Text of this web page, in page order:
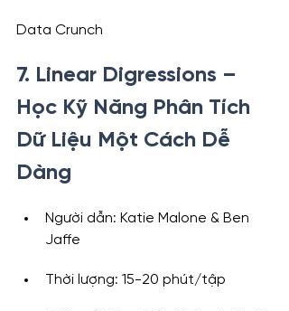
Data Crunch
7. Linear Digressions –
Học Kỹ Năng Phân Tích
Dữ Liệu Một Cách Dễ
Dàng
Người dẫn: Katie Malone & Ben
Jaffe
Thời lượng: 15-20 phút/tập